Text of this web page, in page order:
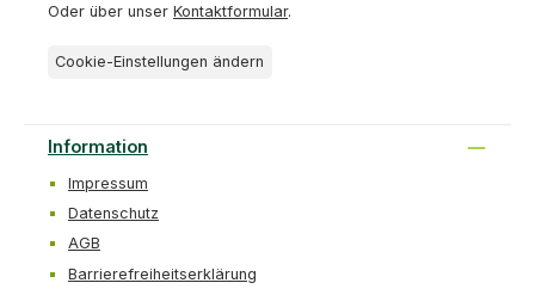
Oder über unser Kontaktformular.
Cookie-Einstellungen ändern
Information
Impressum
Datenschutz
AGB
Barrierefreiheitserklärung